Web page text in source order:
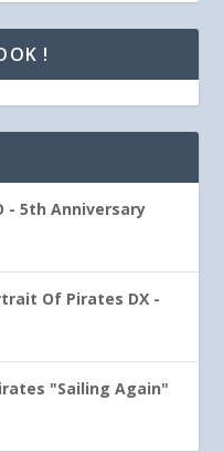
!
- 5th Anniversary
Of Pirates DX -
"Sailing Again"